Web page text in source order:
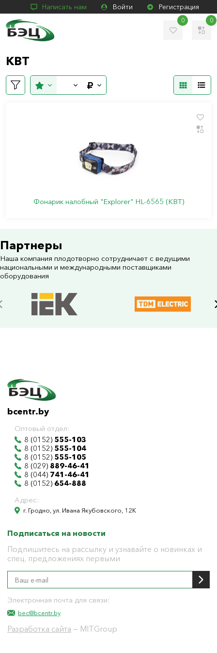
Написать нам Войти Регистрация
0 0
КВТ
Фонарик налобный "Explorer" HL-6565 (КВТ)
Партнеры
Наша компания плодотворно сотрудничает с ведущими
национальными и международными поставщиками
оборудования
bcentr.by
Оптовый отдел:
8 (0152) 555-103
8 (0152) 555-104
8 (0152) 555-105
8 (029) 889-46-41
8 (044) 741-46-41
8 (0152) 654-888
Адрес:
г. Гродно, ул. Ивана Якубовского, 12К
Подписаться на новости
Подпишитесь на рассылку и узнавайте о новинках и
спец. предложениях первыми
Электронная почта для связи:
bec@bcentr.by
Разработка сайта — MITGroup